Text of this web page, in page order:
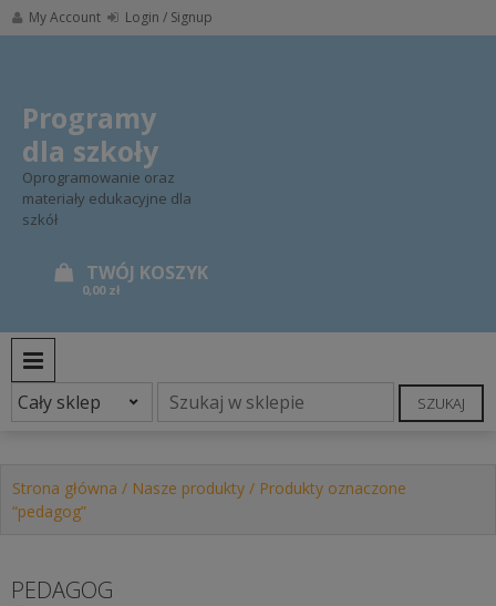
Skip
to
My Account Login / Signup
Programy
dla szkoły
Oprogramowanie oraz
materiały edukacyjne dla
szkół
0,00 zł
SZUKAJ
Strona główna / Nasze produkty / Produkty oznaczone
“pedagog”
PEDAGOG